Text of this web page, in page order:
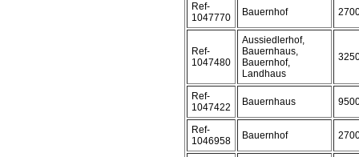
Ref-
1047770
Bauernhof
Ref-
1047480
Aussiedlerhof,
Bauernhaus,
Bauernhof,
Landhaus
Ref-
1047422
Bauernhaus
Ref-
1046958
Bauernhof